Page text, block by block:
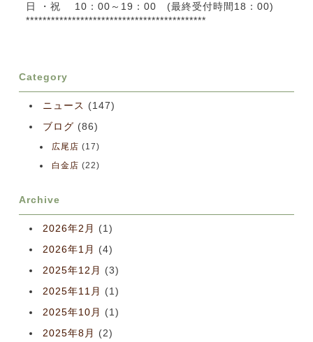
日 ・祝 10：00～19：00 (最終受付時間18：00)
*******************************************
Category
ニュース (147)
ブログ (86)
広尾店 (17)
白金店 (22)
Archive
2026年2月
(1)
2026年1月
(4)
2025年12月
(3)
2025年11月
(1)
2025年10月
(1)
2025年8月
(2)